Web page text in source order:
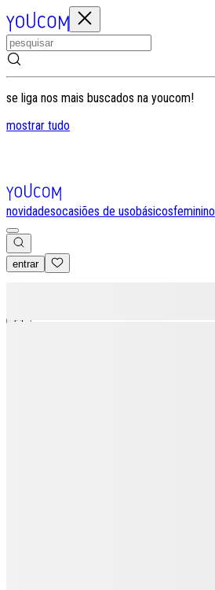
se liga nos mais buscados na youcom!
mostrar tudo
novidadesocasiões de usobásicosfeminino
entrar